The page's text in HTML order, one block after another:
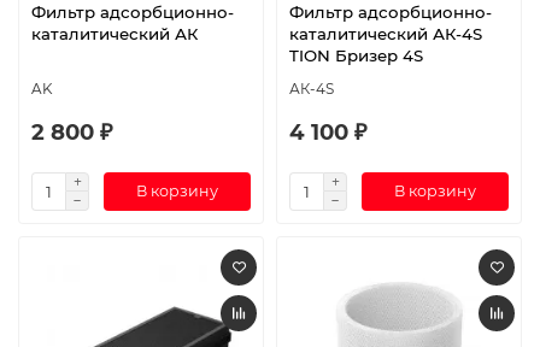
Фильтр адсорбционно-
каталитический АК
AK
2 800 ₽
В корзину
Фильтр адсорбционно-
каталитический АК-4S
TION Бризер 4S
АК-4S
4 100 ₽
В корзину